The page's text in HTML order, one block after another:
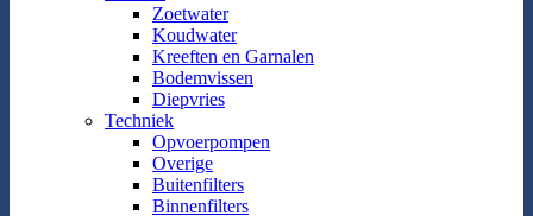
Zoetwater
Koudwater
Kreeften en Garnalen
Bodemvissen
Diepvries
Techniek
Opvoerpompen
Overige
Buitenfilters
Binnenfilters